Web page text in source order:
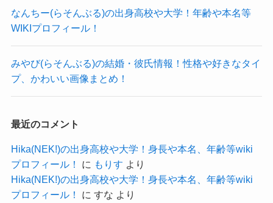
ということですが
結論としては
★ ユリアペレシルドは映画監督アレクセ
★子供の名前はアンナ(2009年生まれ)と
マリア(2012年生まれ)との事
では詳しく見ていきましょう
なんちー(らそんぶる)の出身高校や大学！年齢や本名等
WIKIプロフィール！
みやび(らそんぶる)の結婚・彼氏情報！性格や好きなタイ
プ、かわいい画像まとめ！
最近のコメント
Hika(NEK!)の出身高校や大学！身長や本名、年齢等wiki
プロフィール！
に もりす より
Hika(NEK!)の出身高校や大学！身長や本名、年齢等wiki
プロフィール！
に すな より